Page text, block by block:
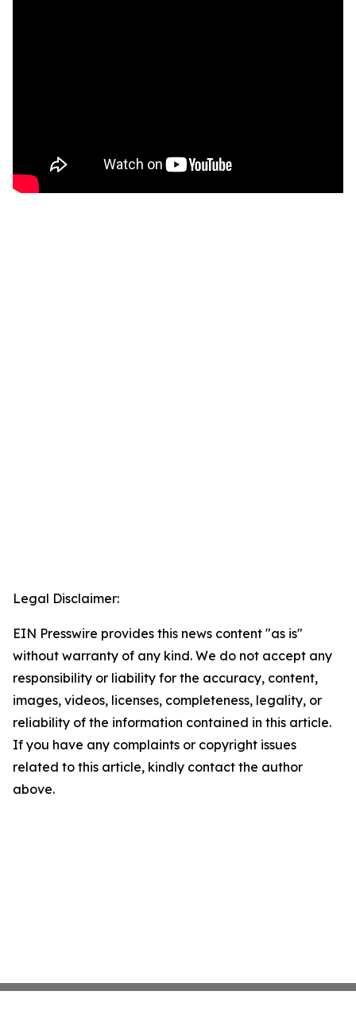
Legal Disclaimer:
EIN Presswire provides this news content "as is"
without warranty of any kind. We do not accept any
responsibility or liability for the accuracy, content,
images, videos, licenses, completeness, legality, or
reliability of the information contained in this article.
If you have any complaints or copyright issues
related to this article, kindly contact the author
above.